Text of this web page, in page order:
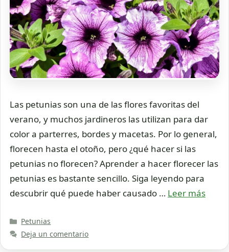
Las petunias son una de las flores favoritas del
verano, y muchos jardineros las utilizan para dar
color a parterres, bordes y macetas. Por lo general,
florecen hasta el otoño, pero ¿qué hacer si las
petunias no florecen? Aprender a hacer florecer las
petunias es bastante sencillo. Siga leyendo para
descubrir qué puede haber causado … Leer más
Categorías
Petunias
Deja un comentario